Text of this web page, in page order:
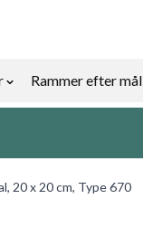
Rammer efter mål
20 x 20 cm, Type 670